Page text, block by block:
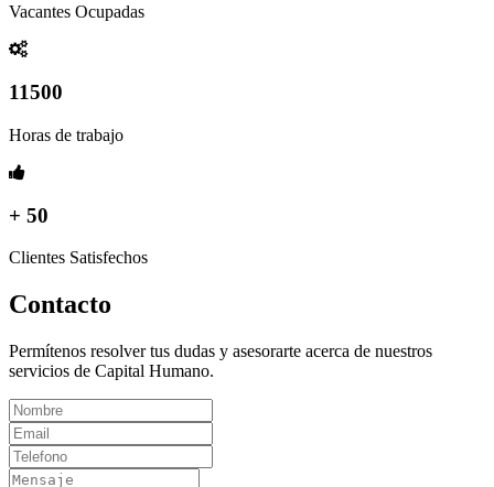
Vacantes Ocupadas
11500
Horas de trabajo
+ 50
Clientes Satisfechos
Contacto
Permítenos resolver tus dudas y asesorarte acerca de nuestros
servicios de Capital Humano.